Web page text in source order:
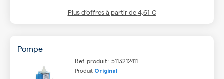
Plus d’offres à partir de4,61 €
Pompe
Ref. produit : 5113212411
Produit Original